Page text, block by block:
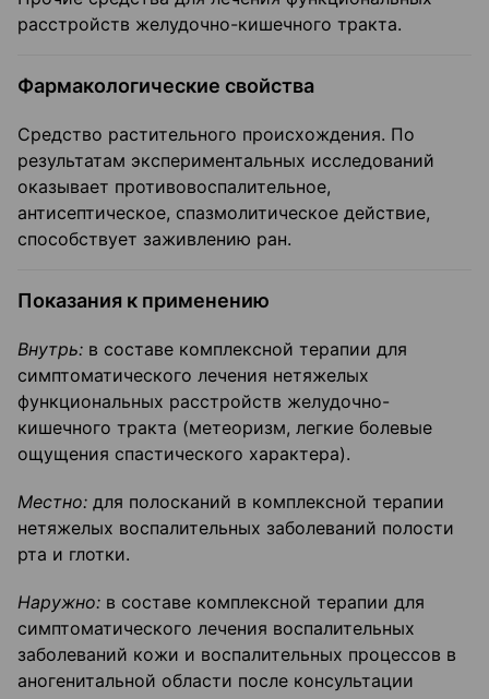
расстройств желудочно-кишечного тракта.
Фармакологические свойства
Средство растительного происхождения. По
результатам экспериментальных исследований
оказывает противовоспалительное,
антисептическое, спазмолитическое действие,
способствует заживлению ран.
Показания к применению
Внутрь: в составе комплексной терапии для
симптоматического лечения нетяжелых
функциональных расстройств желудочно-
кишечного тракта (метеоризм, легкие болевые
ощущения спастического характера).
Местно: для полосканий в комплексной терапии
нетяжелых воспалительных заболеваний полости
рта и глотки.
Наружно: в составе комплексной терапии для
симптоматического лечения воспалительных
заболеваний кожи и воспалительных процессов в
аногенитальной области после консультации